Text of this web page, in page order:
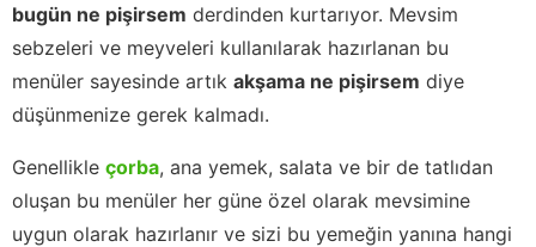
bugün ne pişirsem derdinden kurtarıyor. Mevsim
sebzeleri ve meyveleri kullanılarak hazırlanan bu
menüler sayesinde artık akşama ne pişirsem diye
düşünmenize gerek kalmadı.
Genellikle çorba, ana yemek, salata ve bir de tatlıdan
oluşan bu menüler her güne özel olarak mevsimine
uygun olarak hazırlanır ve sizi bu yemeğin yanına hangi